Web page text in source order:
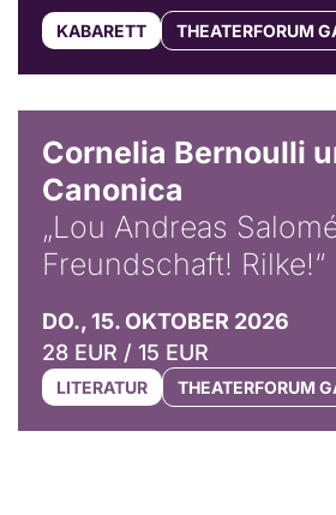
KABARETT THEATERFORUM
Cornelia Bernoulli
Canonica
„Lou Andreas
Freundschaft! Rilke!“
DO., 15. OKTOBER 2026
28 EUR / 15 EUR
LITERATUR THEATERFORUM